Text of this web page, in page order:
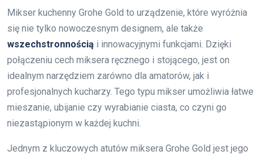
Mikser kuchenny Grohe Gold to urządzenie, które wyróżnia
się nie tylko nowoczesnym designem, ale także
wszechstronnością i innowacyjnymi funkcjami. Dzięki
połączeniu cech miksera ręcznego i stojącego, jest on
idealnym narzędziem zarówno dla amatorów, jak i
profesjonalnych kucharzy. Tego typu mikser umożliwia łatwe
mieszanie, ubijanie czy wyrabianie ciasta, co czyni go
niezastąpionym w każdej kuchni.
Jednym z kluczowych atutów miksera Grohe Gold jest jego